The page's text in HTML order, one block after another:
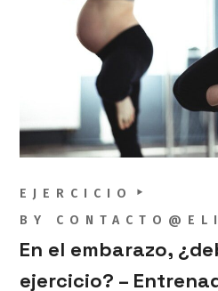
EJERCICIO
BY
En el embarazo,
ejercicio? –